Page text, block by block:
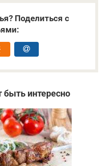
Поделиться с
интересно